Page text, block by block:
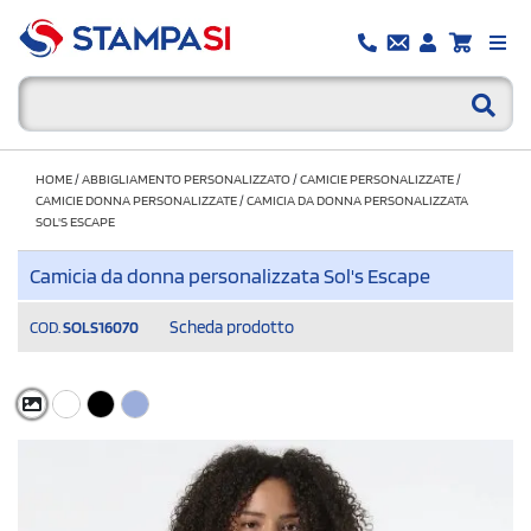
HOME/ABBIGLIAMENTO PERSONALIZZATO/CAMICIE PERSONALIZZATE/
CAMICIE DONNA PERSONALIZZATE/CAMICIA DA DONNA PERSONALIZZATA
SOL'S ESCAPE
Camicia da donna personalizzata Sol's Escape
COD. SOLS16070 Scheda prodotto